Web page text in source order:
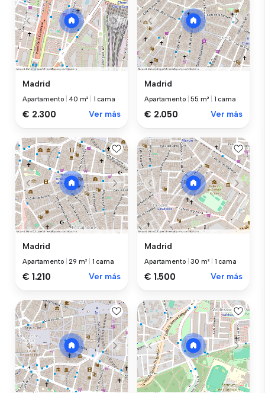
Madrid
Apartamento 40 m² 1 cama
€ 2.300 Ver más
Madrid
Apartamento |55 m² 1 cama
€ 2.050 Ver más
Madrid
Apartamento |29 m² 1 cama
€ 1.210 Ver más
Madrid
Apartamento |30 m² 1 cama
€ 1.500 Ver más